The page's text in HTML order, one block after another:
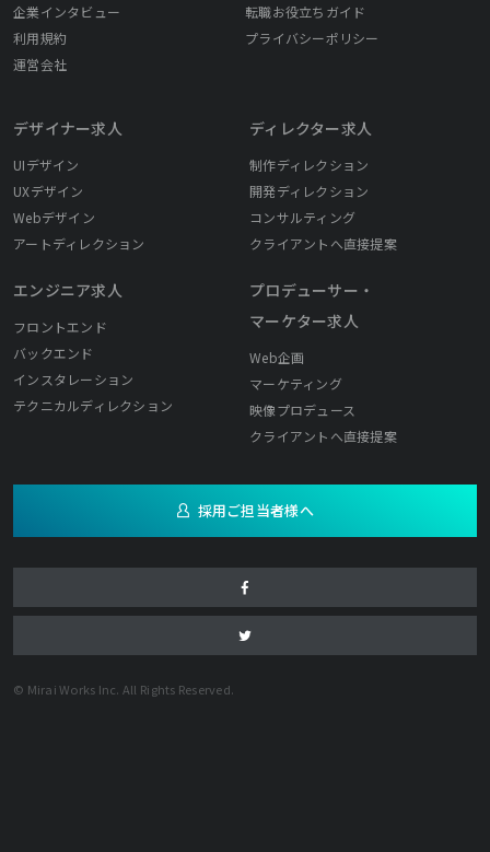
企業インタビュー
転職お役立ちガイド
利用規約
プライバシーポリシー
運営会社
デザイナー求人
UIデザイン
UXデザイン
Webデザイン
アートディレクション
エンジニア求人
フロントエンド
バックエンド
インスタレーション
テクニカルディレクション
ディレクター求人
制作ディレクション
開発ディレクション
コンサルティング
クライアントへ直接提案
プロデューサー・
マーケター求人
Web企画
マーケティング
映像プロデュース
クライアントへ直接提案
採用ご担当者様へ
© Mirai Works Inc. All Rights Reserved.